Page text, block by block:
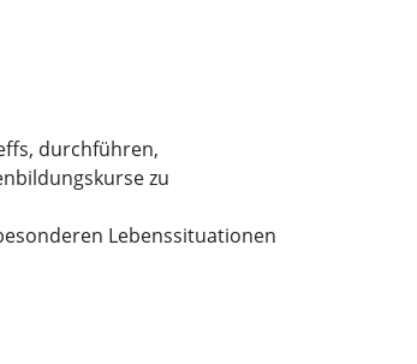
durchführen,
zu
Lebenssituationen